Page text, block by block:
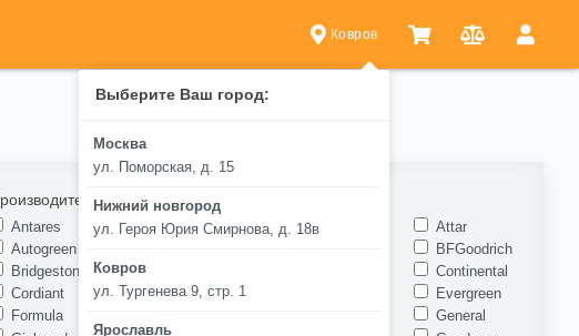
Ковров
Выберите Ваш город:
Москва
ул. Поморская, д. 15
Нижний новгород
ул. Героя Юрия Смирнова, д. 18в
Ковров
ул. Тургенева 9, стр. 1
Ярославль
Antares Arivo Armstrong
Attar
Autogreen
BFGoodrich
Bridgestone
Continental
Cordiant
Delinte
Evergreen
Formula
General